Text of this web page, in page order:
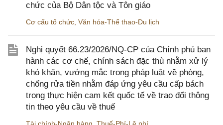
chức của Bộ Dân tộc và Tôn giáo
Cơ cấu tổ chức, Văn hóa-Thể thao-Du lịch
Nghị quyết 66.23/2026/NQ-CP của Chính phủ ban
hành các cơ chế, chính sách đặc thù nhằm xử lý
khó khăn, vướng mắc trong pháp luật về phòng,
chống rửa tiền nhằm đáp ứng yêu cầu cấp bách
trong thực hiện cam kết quốc tế về trao đổi thông
tin theo yêu cầu về thuế